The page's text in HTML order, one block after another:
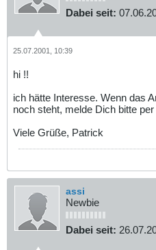
Dabei seit:
25.07.2001, 10:39
hi !!
ich hätte Interesse. Wenn das
noch steht, melde Dich bitte per
Viele Grüße, Patrick
assi
Newbie
Dabei seit: